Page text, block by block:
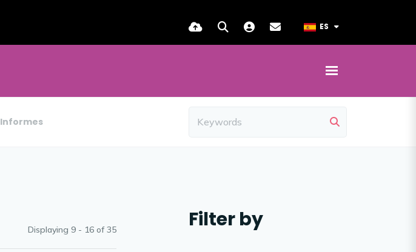
ES
Informes
Displaying 9 - 16 of35 Filter by